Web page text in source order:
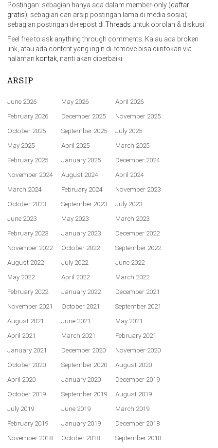
Postingan: sebagian hanya ada dalam member-only (daftar
gratis); sebagian dari arsip postingan lama di media sosial;
sebagian postingan di-repost di Threads untuk obrolan & diskusi.
Feel free to ask anything through comments. Kalau ada broken
link, atau ada content yang ingin di-remove bisa diinfokan via
halaman kontak , nanti akan diperbaiki.
ARSIP
June 2026 May 2026
April 2026
February 2026
December 2025
November 2025
October 2025
September 2025
July 2025
May 2025
April 2025
March 2025
February 2025
January 2025
December 2024
November 2024
August 2024
April 2024
March 2024
February 2024
November 2023
October 2023
September 2023
July 2023
June 2023
May 2023
March 2023
February 2023
January 2023
December 2022
November 2022
October 2022
September 2022
August 2022
July 2022
June 2022
May 2022
April 2022
March 2022
February 2022
January 2022
December 2021
November 2021
October 2021
September 2021
August 2021
June 2021
May 2021
April 2021
March 2021
February 2021
January 2021
December 2020
November 2020
October 2020
September 2020
August 2020
April 2020
January 2020
December 2019
October 2019
September 2019
August 2019
July 2019
June 2019
March 2019
February 2019
January 2019
December 2018
November 2018
October 2018
September 2018